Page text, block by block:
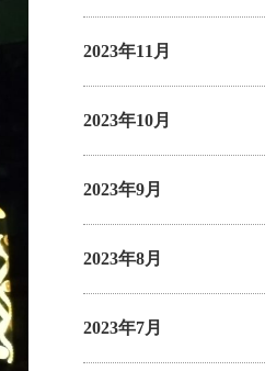
2023年11月
2023年10月
2023年9月
2023年8月
2023年7月